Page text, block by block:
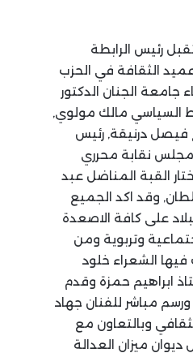
رئيس الرابطة
عميد الثقافة في الحزب
الجنان الدكتور
السياسي مالك مولوي,
فيصل درنيقة, رئيس
مجلس نقابة محرري
القبة المناضل عبد
وقد اكد الجميع
على كافة الاصعدة
وتربوية ومن
الشعراء خلود
ابراهيم حمزة وقدم
مباشر للفنان جهاد
وبالتعاون مع
ميزان العدالة